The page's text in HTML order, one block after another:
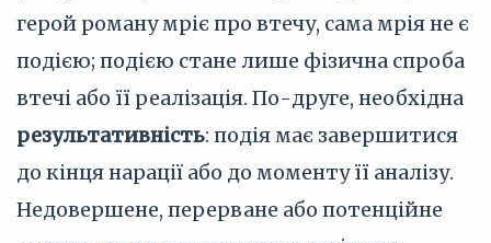
герой роману мріє про втечу, сама мрія не є
подією; подією стане лише фізична спроба
втечі або її реалізація. По-друге, необхідна
результативність: подія має завершитися
до кінця нарації або до моменту її аналізу.
Недовершене, перерване або потенційне